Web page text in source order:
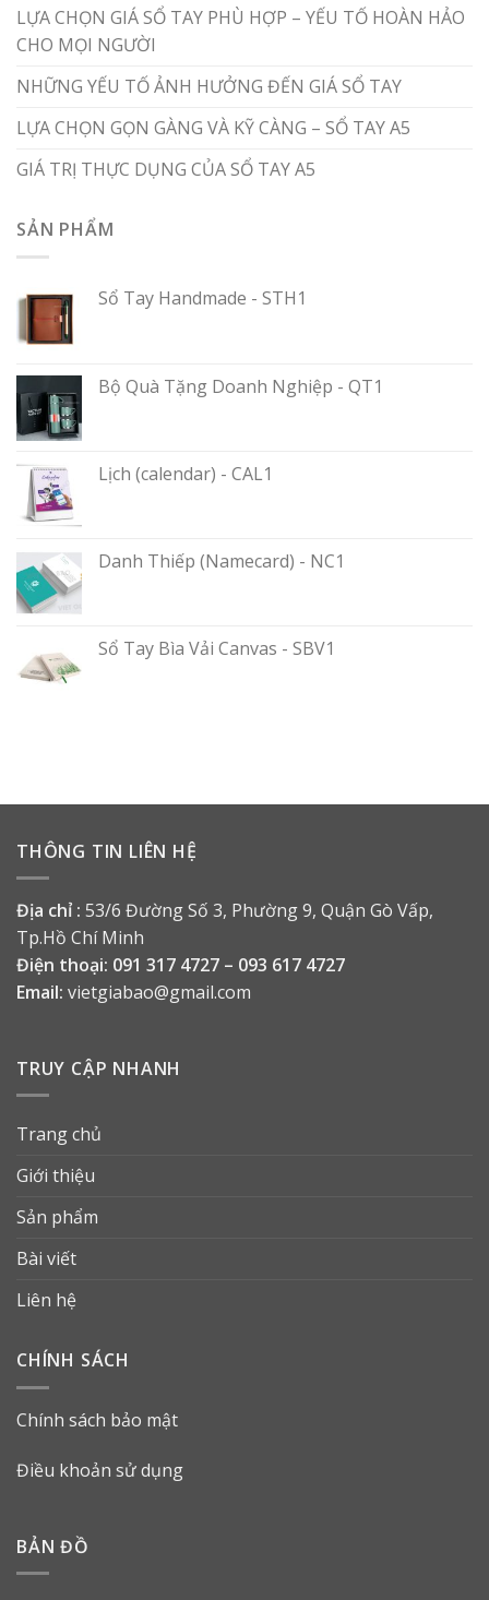
LỰA CHỌN GIÁ SỔ TAY PHÙ HỢP – YẾU TỐ HOÀN HẢO
CHO MỌI NGƯỜI
NHỮNG YẾU TỐ ẢNH HƯỞNG ĐẾN GIÁ SỔ TAY
LỰA CHỌN GỌN GÀNG VÀ KỸ CÀNG – SỔ TAY A5
GIÁ TRỊ THỰC DỤNG CỦA SỔ TAY A5
SẢN PHẨM
Sổ Tay Handmade - STH1
Bộ Quà Tặng Doanh Nghiệp - QT1
Lịch (calendar) - CAL1
Danh Thiếp (Namecard) - NC1
Sổ Tay Bìa Vải Canvas - SBV1
THÔNG TIN LIÊN HỆ
Địa chỉ : 53/6 Đường Số 3, Phường 9, Quận Gò Vấp,
Tp.Hồ Chí Minh
Điện thoại: 091 317 4727 – 093 617 4727
Email: vietgiabao@gmail.com
TRUY CẬP NHANH
Trang chủ
Giới thiệu
Sản phẩm
Bài viết
Liên hệ
CHÍNH SÁCH
Chính sách bảo mật
Điều khoản sử dụng
BẢN ĐỒ